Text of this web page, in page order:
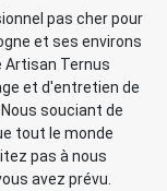
pas cher pour
et ses environs
Artisan Ternus
et d'entretien de
souciant de
tout le monde
pas à nous
avez prévu.